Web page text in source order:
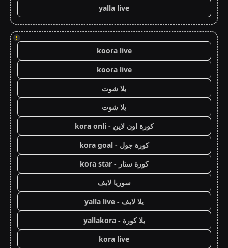
yalla live
!
koora live
koora live
يلا شوت
يلا شوت
كورة اون لاين - kora onli
كورة جول - kora goal
كورة ستار - kora star
سوريا لايف
يلا لايف - yalla live
يلا كورة - yallakora
kora live